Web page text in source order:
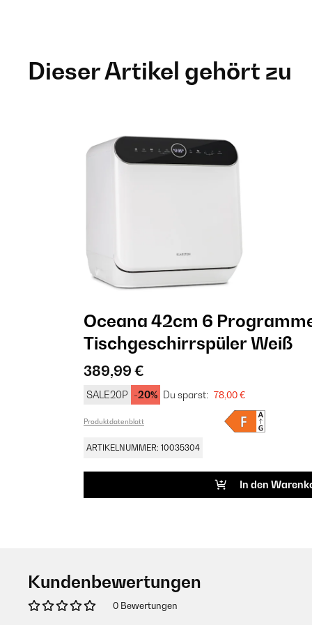
Dieser Artikel gehört zu
Oceana 42cm 6
Tischgeschirrspüler Weiß
389,99 €
SALE20P -20% Du sparst: 78,00 €
Produktdatenblatt
ARTIKELNUMMER: 10035304
In den
Kundenbewertungen
0 Bewertungen